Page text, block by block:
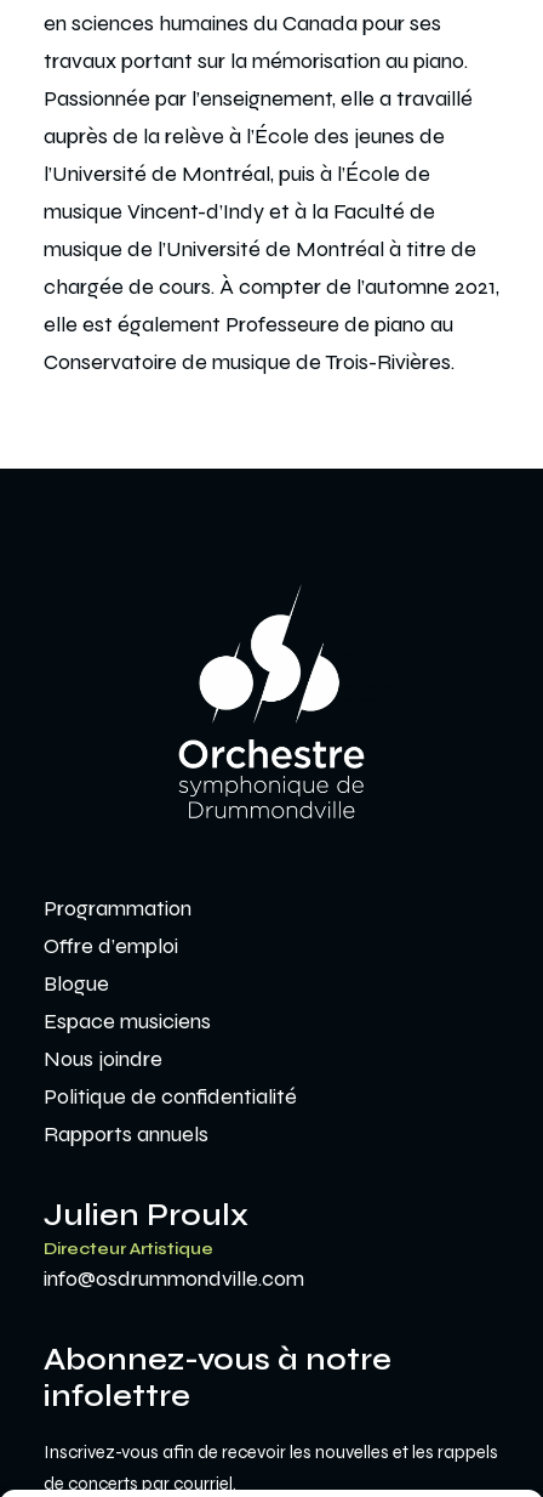
en sciences humaines du Canada pour ses
travaux portant sur la mémorisation au piano.
Passionnée par l’enseignement, elle a travaillé
auprès de la relève à l’École des jeunes de
l’Université de Montréal, puis à l’École de
musique Vincent-d’Indy et à la Faculté de
musique de l’Université de Montréal à titre de
chargée de cours. À compter de l’automne 2021,
elle est également Professeure de piano au
Conservatoire de musique de Trois-Rivières.
Programmation
Offre d’emploi
Blogue
Espace musiciens
Nous joindre
Politique de confidentialité
Rapports annuels
Julien Proulx
Directeur Artistique
info@osdrummondville.com
Abonnez-vous à notre
infolettre
Inscrivez-vous afin de recevoir les nouvelles et les rappels
de concerts par courriel.